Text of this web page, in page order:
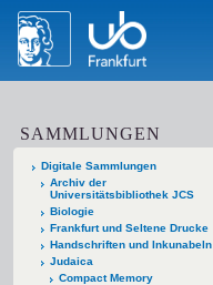
SAMMLUNGEN
Digitale Sammlungen
Archiv der
Universitätsbibliothek JCS
Biologie
Frankfurt und Seltene Drucke
Handschriften und Inkunabeln
Judaica
Compact Memory